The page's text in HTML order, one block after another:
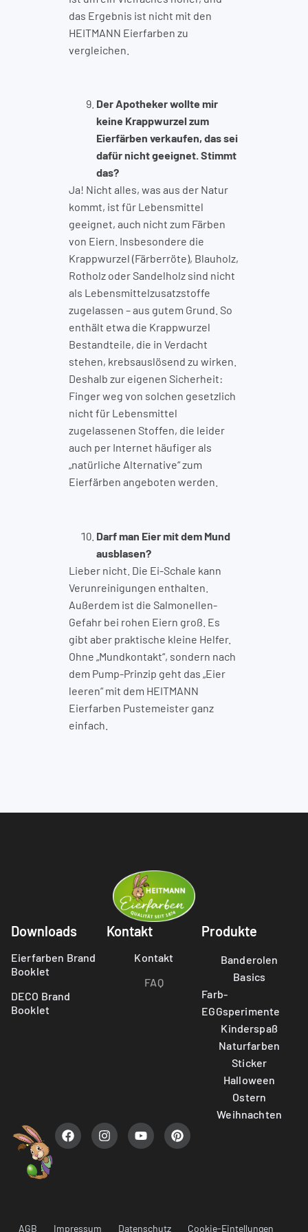
das Ergebnis ist nicht mit den
HEITMANN Eierfarben zu
vergleichen.
Der Apotheker wollte mir
keine Krappwurzel zum
Eierfärben verkaufen, das sei
dafür nicht geeignet. Stimmt
das?
Ja! Nicht alles, was aus der Natur
kommt, ist für Lebensmittel
geeignet, auch nicht zum Färben
von Eiern. Insbesondere die
Krappwurzel (Färberröte), Blauholz,
Rotholz oder Sandelholz sind nicht
als Lebensmittelzusatzstoffe
zugelassen – aus gutem Grund. So
enthält etwa die Krappwurzel
Bestandteile, die in Verdacht
stehen, krebsauslösend zu wirken.
Deshalb zur eigenen Sicherheit:
Finger weg von solchen gesetzlich
nicht für Lebensmittel
zugelassenen Stoffen, die leider
auch per Internet häufiger als
„natürliche Alternative“ zum
Eierfärben angeboten werden.
Darf man Eier mit dem Mund
ausblasen?
Lieber nicht. Die Ei-Schale kann
Verunreinigungen enthalten.
Außerdem ist die Salmonellen-
Gefahr bei rohen Eiern groß. Es
gibt aber praktische kleine Helfer.
Ohne „Mundkontakt“, sondern nach
dem Pump-Prinzip geht das „Eier
leeren“ mit dem HEITMANN
Eierfarben Pustemeister ganz
einfach.
Downloads
Eierfarben Brand
Booklet
DECO Brand
Booklet
Kontakt
Kontakt
FAQ
Produkte
Banderolen
Basics
Farb-
EGGsperimente
Kinderspaß
Naturfarben
Sticker
Halloween
Ostern
Weihnachten
AGB Impressum Datenschutz Cookie-Eintellungen